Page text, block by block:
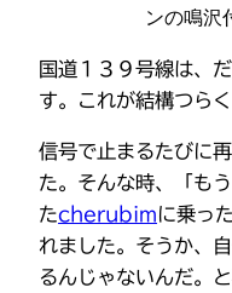
ンの鳴沢
国道１３９号線は、
す。これが結構つら
信号で止まるたびに
た。そんな時、「も
たcherubimに乗っ
れました。そうか、
るんじゃないんだ。